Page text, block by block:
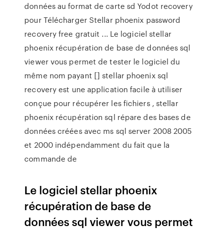
données au format de carte sd Yodot recovery
pour Télécharger Stellar phoenix password
recovery free gratuit ... Le logiciel stellar
phoenix récupération de base de données sql
viewer vous permet de tester le logiciel du
même nom payant [] stellar phoenix sql
recovery est une application facile à utiliser
conçue pour récupérer les fichiers , stellar
phoenix récupération sql répare des bases de
données créées avec ms sql server 2008 2005
et 2000 indépendamment du fait que la
commande de
Le logiciel stellar phoenix
récupération de base de
données sql viewer vous permet